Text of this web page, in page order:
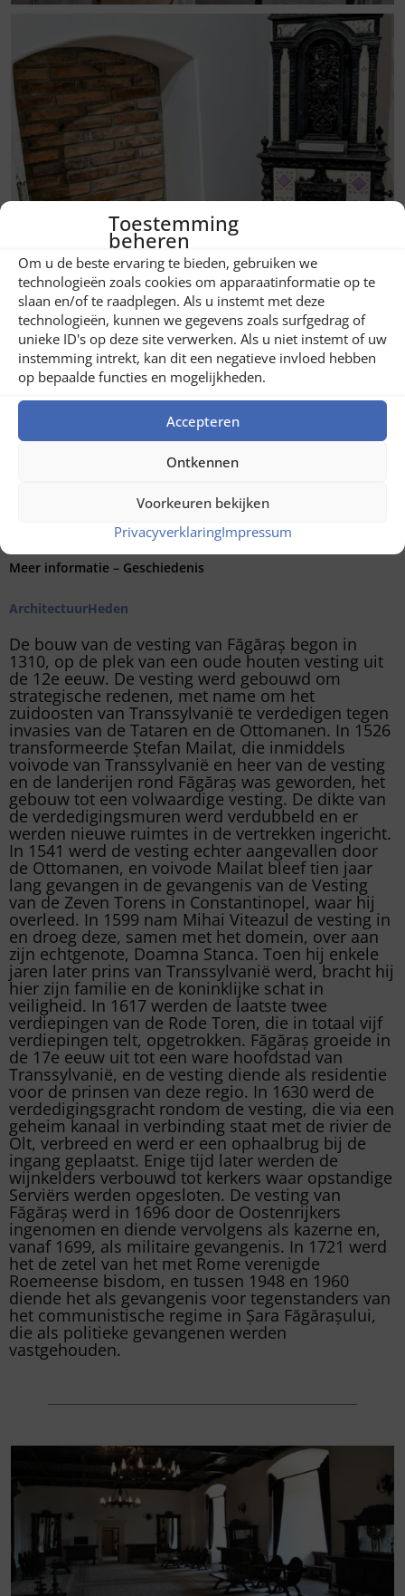
Toestemming
beheren
Om u de beste ervaring te bieden, gebruiken we
technologieën zoals cookies om apparaatinformatie op te
slaan en/of te raadplegen. Als u instemt met deze
technologieën, kunnen we gegevens zoals surfgedrag of
unieke ID's op deze site verwerken. Als u niet instemt of uw
instemming intrekt, kan dit een negatieve invloed hebben
op bepaalde functies en mogelijkheden.
Accepteren
Ontkennen
Voorkeuren bekijken
PrivacyverklaringImpressum
Meer informatie – Geschiedenis
ArchitectuurHeden
De bouw van de vesting van Făgăraș begon in
1310, op de plek van een oude houten vesting uit
de 12e eeuw. De vesting werd gebouwd om
strategische redenen, met name om het
zuidoosten van Transsylvanië te verdedigen tegen
invasies van de Tataren en de Ottomanen. In 1526
transformeerde Ștefan Mailat, die inmiddels
voivode van Transsylvanië en heer van de vesting
en de landerijen rond Făgăraș was geworden, het
gebouw tot een volwaardige vesting. De dikte van
de verdedigingsmuren werd verdubbeld en er
werden nieuwe ruimtes in de vertrekken ingericht.
In 1541 werd de vesting echter aangevallen door
de Ottomanen, en voivode Mailat bleef tien jaar
lang gevangen in de gevangenis van de Vesting
van de Zeven Torens in Constantinopel, waar hij
overleed. In 1599 nam Mihai Viteazul de vesting in
en droeg deze, samen met het domein, over aan
zijn echtgenote, Doamna Stanca. Toen hij enkele
jaren later prins van Transsylvanië werd, bracht hij
hier zijn familie en de koninklijke schat in
veiligheid. In 1617 werden de laatste twee
verdiepingen van de Rode Toren, die in totaal vijf
verdiepingen telt, opgetrokken. Făgăraș groeide in
de 17e eeuw uit tot een ware hoofdstad van
Transsylvanië, en de vesting diende als residentie
voor de prinsen van deze regio. In 1630 werd de
verdedigingsgracht rondom de vesting, die via een
geheim kanaal in verbinding staat met de rivier de
Olt, verbreed en werd er een ophaalbrug bij de
ingang geplaatst. Enige tijd later werden de
wijnkelders verbouwd tot kerkers waar opstandige
Serviërs werden opgesloten. De vesting van
Făgăraș werd in 1696 door de Oostenrijkers
ingenomen en diende vervolgens als kazerne en,
vanaf 1699, als militaire gevangenis. In 1721 werd
het de zetel van het met Rome verenigde
Roemeense bisdom, en tussen 1948 en 1960
diende het als gevangenis voor tegenstanders van
het communistische regime in Șara Făgărașului,
die als politieke gevangenen werden
vastgehouden.